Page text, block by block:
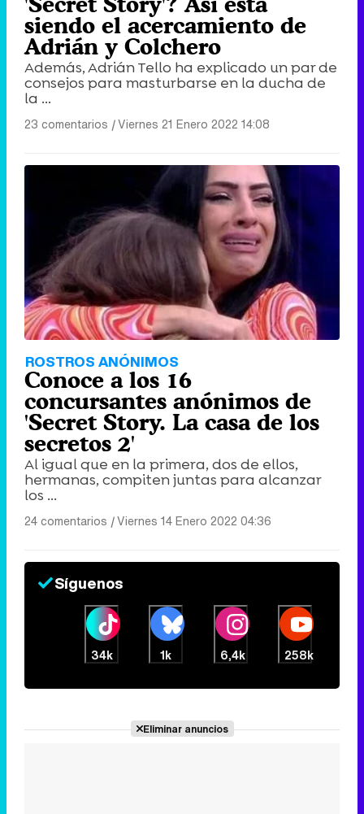
siendo el acercamiento de
Adrián y Colchero
Además, Adrián Tello ha explicado un par de
consejos para masturbarse en la ducha de
la ...
23 comentarios |Viernes 21 Enero 2022 14:08
ROSTROS ANÓNIMOS
Conoce a los 16
concursantes anónimos de
'Secret Story. La casa de los
secretos 2'
Al igual que en la primera, dos de ellos,
hermanas, compiten juntas para alcanzar
los ...
24 comentarios |Viernes 14 Enero 2022 04:36
Síguenos
34k 1k 6,4k 258k
Eliminar anuncios